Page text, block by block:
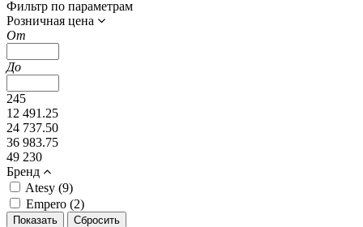
Фильтр по параметрам
Розничная цена
От
До
245
12 491.25
24 737.50
36 983.75
49 230
Бренд
Atesy (9)
Empero (2)